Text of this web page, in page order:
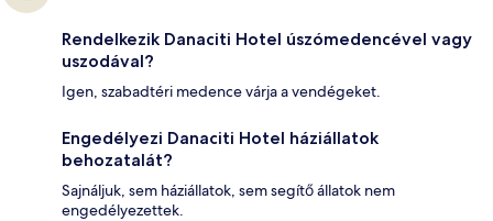
Rendelkezik Danaciti Hotel úszómedencével vagy
uszodával?
Igen, szabadtéri medence várja a vendégeket.
Engedélyezi Danaciti Hotel háziállatok
behozatalát?
Sajnáljuk, sem háziállatok, sem segítő állatok nem
engedélyezettek.